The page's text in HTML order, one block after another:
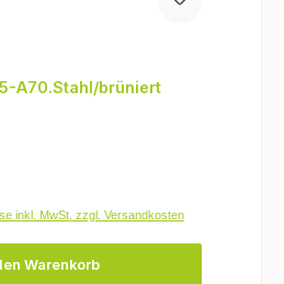
A70.Stahl/brüniert
inkl. MwSt. zzgl. Versandkosten
Warenkorb